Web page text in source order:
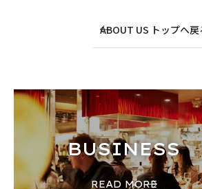
ABOUT US トップへ戻
BUSINESS
READ MORE